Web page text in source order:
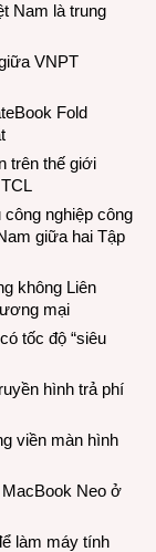
Nam là trung
VNPT
Fold
trên thế giới
nghiệp công
giữa hai Tập
không Liên
mại
tốc độ “siêu
hình trả phí
viền màn hình
Neo ở
làm máy tính